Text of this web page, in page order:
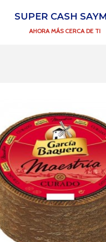
SUPER CASH
AHORA MÁS CERCA DE TI